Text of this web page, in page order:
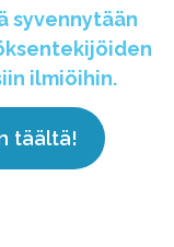
syvennytään
ilmiöihin.
täältä!